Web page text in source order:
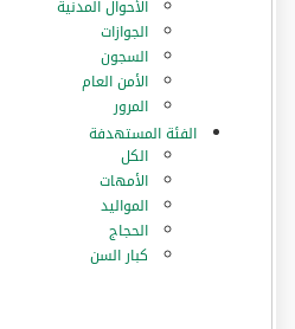
الأحوال المدنية
الجوازات
السجون
الأمن العام
المرور
الفئة المستهدفة
الكل
الأمهات
المواليد
الحجاج
كبار السن